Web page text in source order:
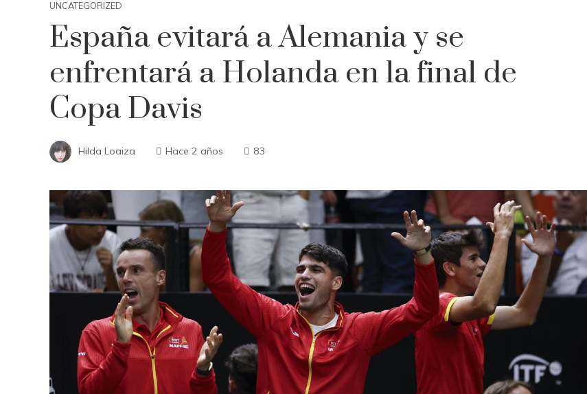
UNCATEGORIZED
España evitará a Alemania y se
enfrentará a Holanda en la final de
Copa Davis
Hilda Loaiza Hace 2 años 83